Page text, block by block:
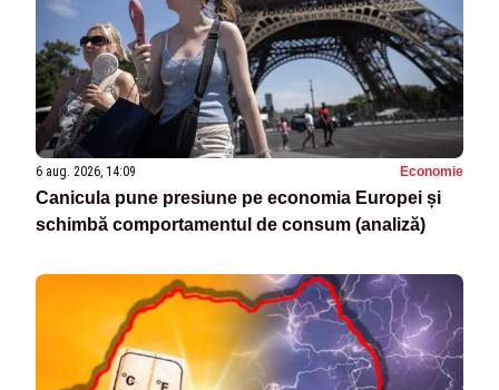
6 aug. 2026, 14:09 Economie
Canicula pune presiune pe economia Europei și
schimbă comportamentul de consum (analiză)